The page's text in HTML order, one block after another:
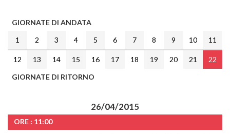
GIORNATE DI ANDATA
1
2 3 4 5 6 7 8 9 10 11
12 13 14 15 16 17 18 19 20 21
22
GIORNATE DI RITORNO
26/04/2015
ORE : 11:00